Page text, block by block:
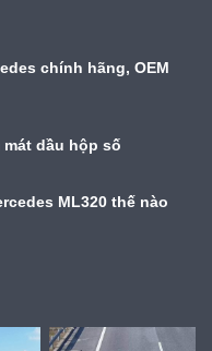
chính hãng, OEM
dầu hộp số
ML320 thế nào